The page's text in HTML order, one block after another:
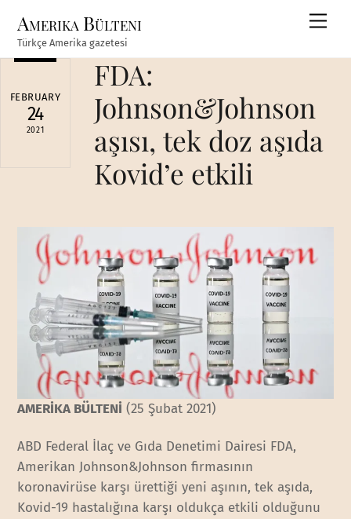
content
Amerika Bülteni
Türkçe Amerika gazetesi
FEBRUARY
24
2021
FDA:
Johnson&Johnson
aşısı, tek doz aşıda
Kovid’e etkili
AMERİKA BÜLTENİ (25 Şubat 2021)
ABD Federal İlaç ve Gıda Denetimi Dairesi FDA,
Amerikan Johnson&Johnson firmasının
koronavirüse karşı ürettiği yeni aşının, tek aşıda,
Kovid-19 hastalığına karşı oldukça etkili olduğunu